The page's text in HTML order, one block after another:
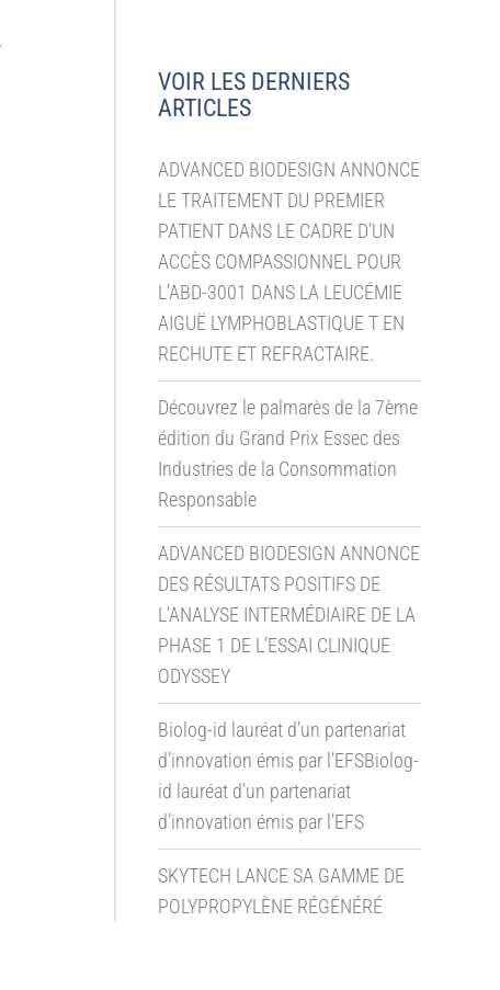
VOIR LES DERNIERS
ARTICLES
ADVANCED BIODESIGN ANNONCE
LE TRAITEMENT DU PREMIER
PATIENT DANS LE CADRE D’UN
ACCÈS COMPASSIONNEL POUR
L’ABD-3001 DANS LA LEUCÉMIE
AIGUË LYMPHOBLASTIQUE T EN
RECHUTE ET REFRACTAIRE.
Découvrez le palmarès de la 7ème
édition du Grand Prix Essec des
Industries de la Consommation
Responsable
ADVANCED BIODESIGN ANNONCE
DES RÉSULTATS POSITIFS DE
L’ANALYSE INTERMÉDIAIRE DE LA
PHASE 1 DE L’ESSAI CLINIQUE
ODYSSEY
Biolog-id lauréat d’un partenariat
d’innovation émis par l’EFSBiolog-
id lauréat d’un partenariat
d’innovation émis par l’EFS
SKYTECH LANCE SA GAMME DE
POLYPROPYLÈNE RÉGÉNÉRÉ